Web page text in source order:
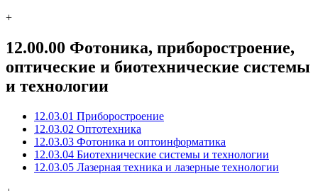
+
12.00.00 Фотоника, приборостроение,
оптические и биотехнические системы
и технологии
12.03.01 Приборостроение
12.03.02 Оптотехника
12.03.03 Фотоника и оптоинформатика
12.03.04 Биотехнические системы и технологии
12.03.05 Лазерная техника и лазерные технологии